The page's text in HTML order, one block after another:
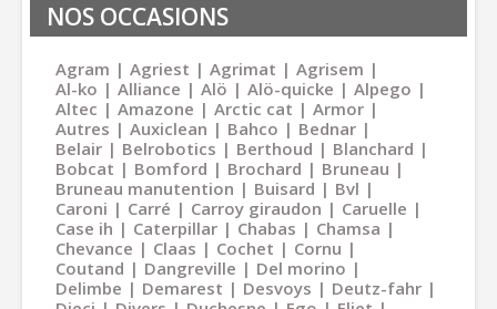
NOS OCCASIONS
Agram Agriest Agrimat
Agrisem
Al-ko
Alliance Alö Alö-quicke
Alpego
Altec
Amazone Arctic cat
Armor
Autres
Auxiclean Bahco
Bednar
Belair
Belrobotics Berthoud
Blanchard
Bobcat
Bomford Brochard
Bruneau
Bruneau manutention
Buisard
Bvl
Caroni
Carré Carroy giraudon
Caruelle
Case ih
Caterpillar Chabas
Chamsa
Chevance
Claas Cochet
Cornu
Coutand
Dangreville
Del morino
Delimbe
Demarest Desvoys
Deutz-fahr